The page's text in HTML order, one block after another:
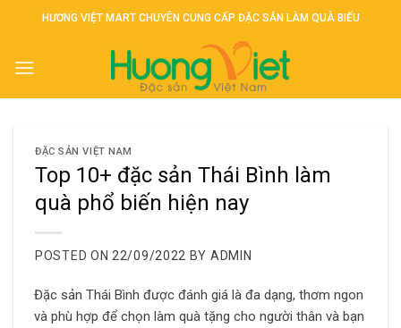
HƯƠNG VIỆT MART CHUYÊN CUNG CẤP ĐẶC SẢN LÀM QUÀ BIẾU
ĐẶC SẢN VIỆT NAM
Top 10+ đặc sản Thái Bình làm
quà phổ biến hiện nay
POSTED ON 22/09/2022 BY ADMIN
Đặc sản Thái Bình được đánh giá là đa dạng, thơm ngon
và phù hợp để chọn làm quà tặng cho người thân và bạn